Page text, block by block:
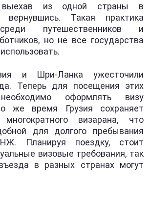
выехав из одной страны в
Такая практика
путешественников и
но не все государства
и Шри-Ланка ужесточили
Теперь для посещения этих
оформлять визу
же время Грузия сохраняет
многократного визарана, что
для долгого пребывания
Планируя поездку, стоит
визовые требования, так
в разных странах могут